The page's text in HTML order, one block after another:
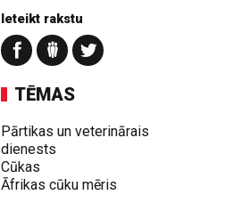
Ieteikt rakstu
TĒMAS
Pārtikas un veterinārais
dienests
Cūkas
Āfrikas cūku mēris